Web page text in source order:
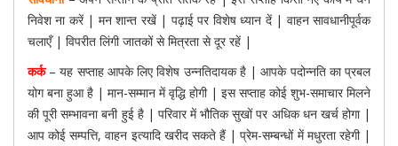
निवेश ना करें | मन शान्त रखें | पढ़ाई पर विशेष ध्यान दें | वाहन सावधानीपूर्वक
चलाएँ | विपरीत लिंगी जातकों से मित्रता से दूर रहें |
कर्क– यह सप्ताह आपके लिए विशेष उन्नतिदायक है | आपके पदोन्नति का प्रबल
योग बना हुआ है | मान-सम्मान में वृद्धि होगी | इस सप्ताह कोई शुभ-समाचार मिलने
की पूरी सम्भावना बनी हुई है | परिवार में भौतिक सुखों पर अधिक धन खर्च होगा |
आप कोई सम्पत्ति, वाहन इत्यादि खरीद सकते हैं | प्रेम-सम्बन्धों में मधुरता रहेगी |